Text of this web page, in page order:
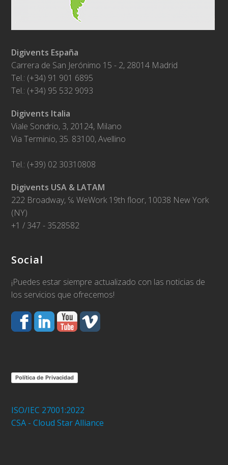
Digivents España
Carrera de San Jerónimo 15 - 2, 28014 Madrid
Tel.: (+34) 91 901 6895
Tel.: (+34) 95 532 9093
Digivents Italia
Viale Sondrio, 3, 20124, Milano
Via Terminio, 35. 83100, Avellino
Tel.: (+39) 02 30310808
Digivents USA & LATAM
222 Broadway, ℅ WeWork 19th floor, 10038 New York
(NY)
+1 / 347 - 3528582
Social
¡Puedes estar siempre actualizado con las noticias de
los servicios que ofrecemos!
Política de Privacidad
ISO/IEC 27001:2022
CSA - Cloud Star Alliance